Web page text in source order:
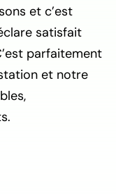
et c’est
satisfait
parfaitement
et notre